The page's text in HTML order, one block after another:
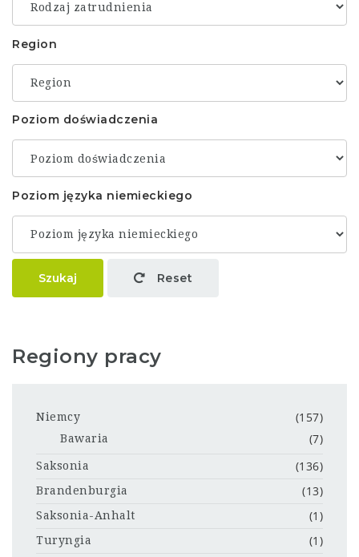
Region
Poziom doświadczenia
Poziom języka niemieckiego
Szukaj Reset
Regiony pracy
Niemcy (157)
Bawaria (7)
Saksonia (136)
Brandenburgia (13)
Saksonia-Anhalt (1)
Turyngia (1)